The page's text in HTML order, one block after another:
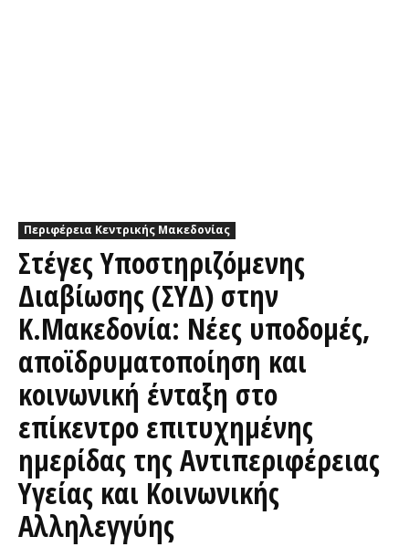
Περιφέρεια Κεντρικής Μακεδονίας
Στέγες Υποστηριζόμενης
Διαβίωσης (ΣΥΔ) στην
Κ.Μακεδονία: Νέες υποδομές,
αποϊδρυματοποίηση και
κοινωνική ένταξη στο
επίκεντρο επιτυχημένης
ημερίδας της Αντιπεριφέρειας
Υγείας και Κοινωνικής
Αλληλεγγύης